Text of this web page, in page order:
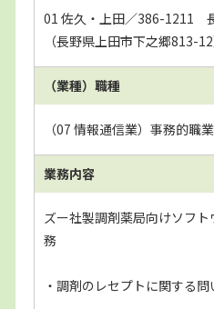
01 佐久・上田／386-1211
（長野県上田市下之郷813-12
（業種）職種
（07 情報通信業）事務的職業
業務内容
ズー社製調剤薬局向けソフ
務
・調剤のレセプトに関する